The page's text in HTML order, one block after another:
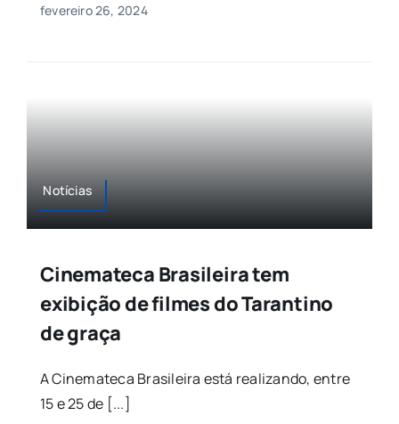
fevereiro 26, 2024
Notícias
Cinemateca Brasileira tem
exibição de filmes do Tarantino
de graça
A Cinemateca Brasileira está realizando, entre
15 e 25 de [...]